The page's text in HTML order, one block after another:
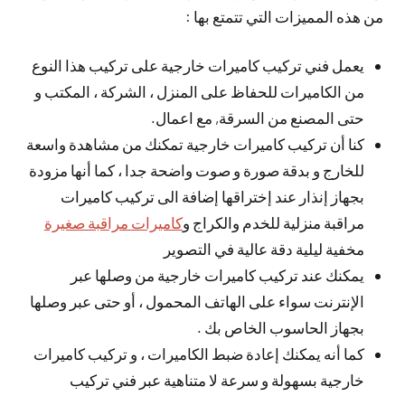
من هذه المميزات التي تتمتع بها :
يعمل فني تركيب كاميرات خارجية على تركيب هذا النوع
من الكاميرات للحفاظ على المنزل ، الشركة ، المكتب و
حتى المصنع من السرقة, مع اعمال.
كنا أن تركيب كاميرات خارجية تمكنك من مشاهدة واسعة
للخارج و بدقة صورة و صوت واضحة جدا ، كما أنها مزودة
بجهاز إنذار عند إختراقها إضافة الى تركيب كاميرات
مراقبة منزلية للخدم والكراج وكاميرات مراقبة صغيرة
مخفية ليلية دقة عالية في التصوير
يمكنك عند تركيب كاميرات خارجية من وصلها عبر
الإنترنت سواء على الهاتف المحمول ، أو حتى عبر وصلها
بجهاز الحاسوب الخاص بك .
كما أنه يمكنك إعادة ضبط الكاميرات ، و تركيب كاميرات
خارجية بسهولة و سرعة لا متناهية عبر فني تركيب